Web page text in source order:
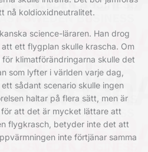
nå koldioxidneutralitet.
science-läraren. Han drog
ett flygplan skulle krascha. Om
klimatförändringarna skulle det
som lyfter i världen varje dag,
sådant scenario skulle ingen
haltar på flera sätt, men är
att det är mycket lättare att
flygkrasch, betyder inte det att
inte förtjänar samma